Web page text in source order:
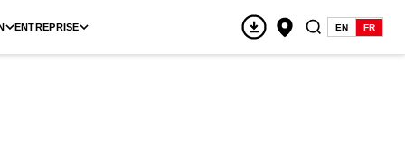
ENTREPRISE EN FR